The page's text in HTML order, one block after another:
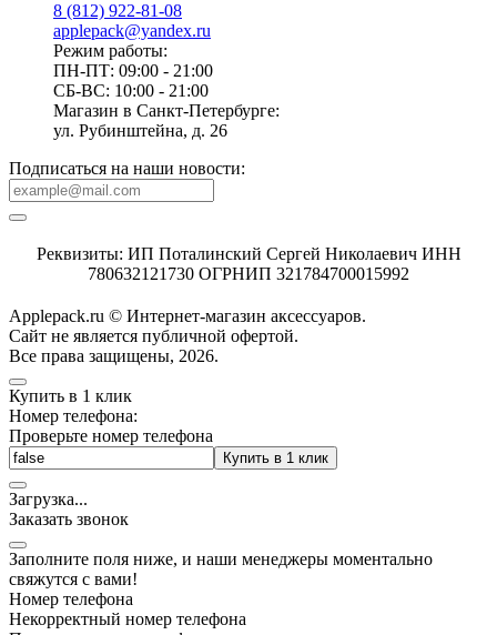
8 (812) 922-81-08
applepack@yandex.ru
Режим работы:
ПН-ПТ: 09:00 - 21:00
СБ-ВС: 10:00 - 21:00
Магазин в Санкт-Петербурге:
ул. Рубинштейна, д. 26
Подписаться на наши новости:
Реквизиты: ИП Поталинский Сергей Николаевич ИНН
780632121730 ОГРНИП 321784700015992
Applepack.ru © Интернет-магазин аксессуаров.
Cайт не является публичной офертой.
Все права защищены, 2026.
Купить в 1 клик
Номер телефона:
Проверьте номер телефона
Купить в 1 клик
Загрузка...
Заказать звонок
Заполните поля ниже, и наши менеджеры моментально
свяжутся с вами!
Номер телефона
Некорректный номер телефона